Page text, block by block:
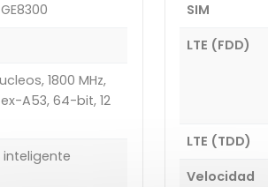
1800 MHz,
A53, 64-bit, 12
SIM
LTE (FDD)
LTE (TDD)
Velocidad